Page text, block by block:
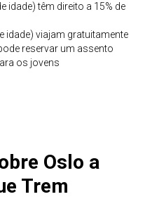
idade) têm direito a 15% de
idade) viajam gratuitamente
reservar um assento
os jovens
Oslo a
Trem